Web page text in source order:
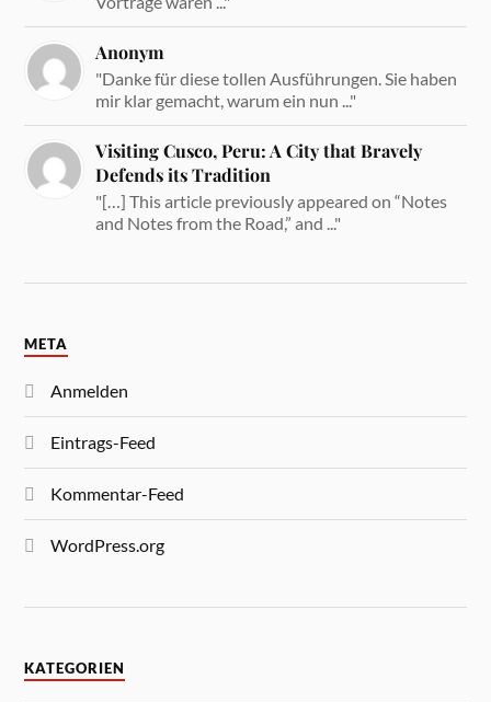
Anonym
"Danke für diese tollen Ausführungen. Sie haben
mir klar gemacht, warum ein nun ..."
Visiting Cusco, Peru: A City that Bravely
Defends its Tradition
"[…] This article previously appeared on “Notes
and Notes from the Road,” and ..."
META
Anmelden
Eintrags-Feed
Kommentar-Feed
WordPress.org
KATEGORIEN